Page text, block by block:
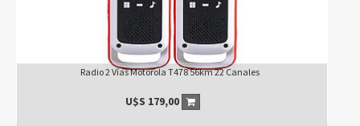
Radio 2 Vías Motorola T478 56km 22 Canales
U$S 179,00